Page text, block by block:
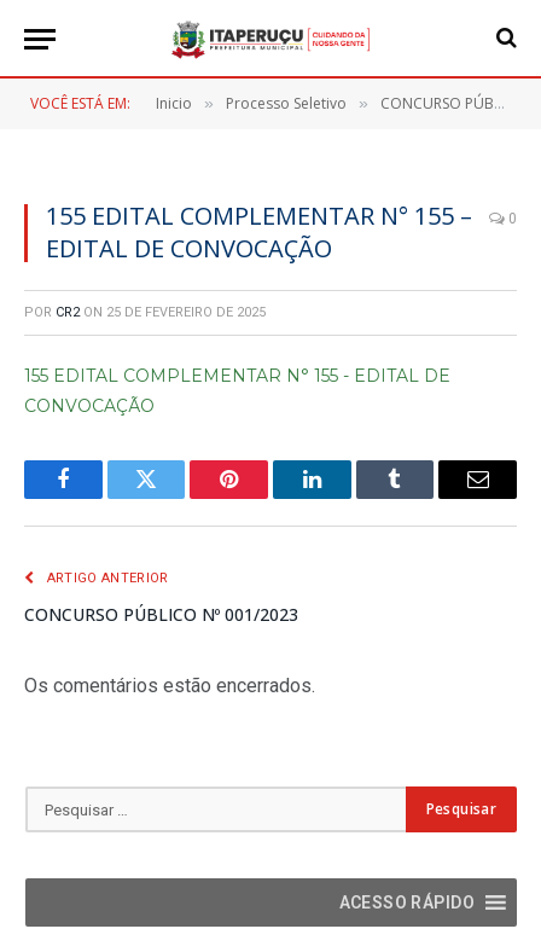
VOCÊ ESTÁ EM: Inicio » Processo Seletivo » CONCURSO PÚBLICO Nº 001/2023
155 EDITAL COMPLEMENTAR N° 155 –
EDITAL DE CONVOCAÇÃO
0
POR CR2 ON 25 DE FEVEREIRO DE 2025
155 EDITAL COMPLEMENTAR N° 155 - EDITAL DE
CONVOCAÇÃO
FacebookTwitter Pinterest LinkedInTumblr
E-
ARTIGO ANTERIOR
CONCURSO PÚBLICO Nº 001/2023
Os comentários estão encerrados.
ACESSO RÁPIDO